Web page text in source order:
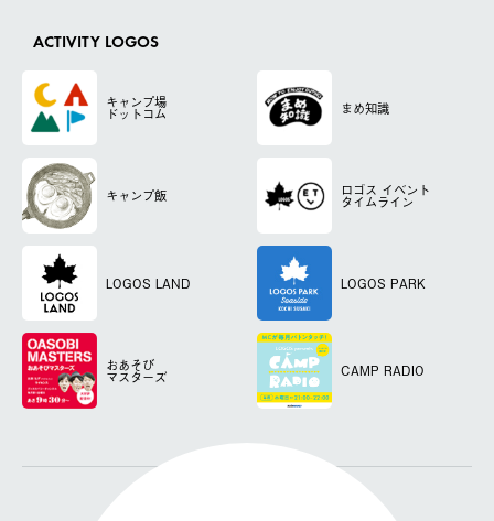
ACTIVITY LOGOS
キャンプ場
ドットコム まめ知識
キャンプ飯 ロゴス イベント
タイムライン
LOGOS LAND LOGOS PARK
おあそび
マスターズ CAMP RADIO